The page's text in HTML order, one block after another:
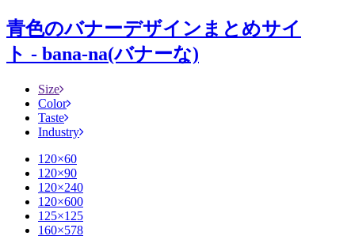
青色のバナーデザインまとめサイ
ト - bana-na(バナーな)
Size
Color
Taste
Industry
120×60
120×90
120×240
120×600
125×125
160×578